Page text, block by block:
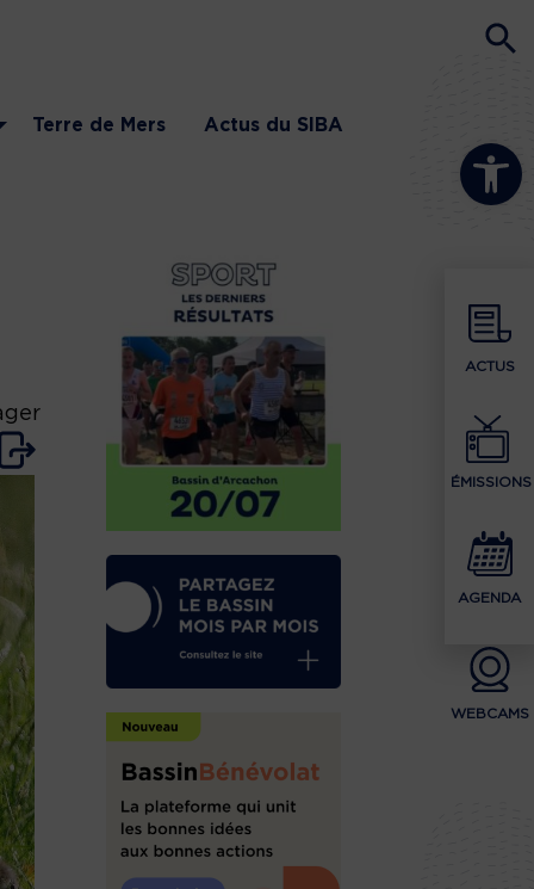
Ouvrir la
ACTUS
ÉMISSIONS
AGENDA
WEBCAMS
Terre de Mers Actus du SIBA